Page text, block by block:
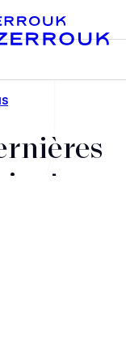
et nos